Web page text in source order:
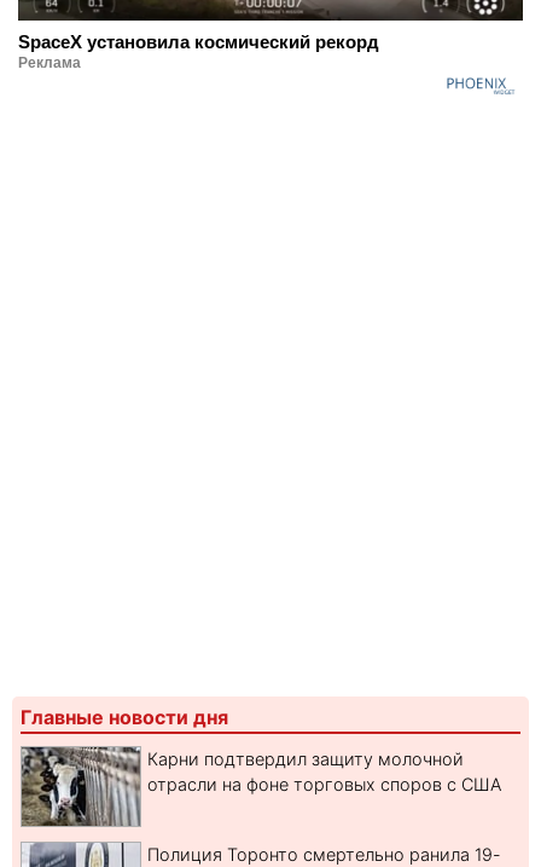
SpaceX установила космический рекорд
Реклама
Главные новости дня
Карни подтвердил защиту молочной
отрасли на фоне торговых споров с США
Полиция Торонто смертельно ранила 19-